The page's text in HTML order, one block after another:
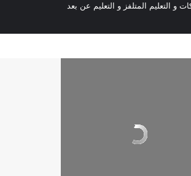
و التعليم المتلفز و التعليم عن بعد